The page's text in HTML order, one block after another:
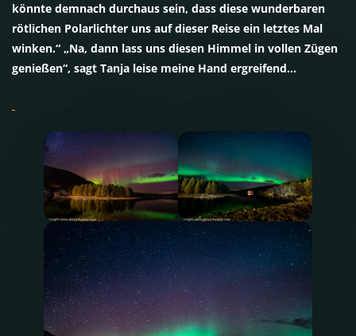
könnte demnach durchaus sein, dass diese wunderbaren
rötlichen Polarlichter uns auf dieser Reise ein letztes Mal
winken.“ „Na, dann lass uns diesen Himmel in vollen Zügen
genießen“, sagt Tanja leise meine Hand ergreifend…